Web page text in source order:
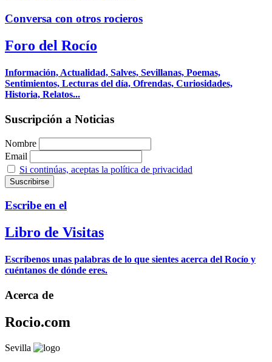
Conversa con otros rocieros
Foro del Rocío
Información, Actualidad, Salves, Sevillanas, Poemas,
Sentimientos, Lecturas del día, Ofrendas, Curiosidades,
Historia, Relatos...
Suscripción a Noticias
Nombre
Email
Si continúas, aceptas la política de privacidad
Escribe en el
Libro de Visitas
Escríbenos unas palabras de lo que sientes acerca del Rocío y
cuéntanos de dónde eres.
Acerca de
Rocio.com
Sevilla